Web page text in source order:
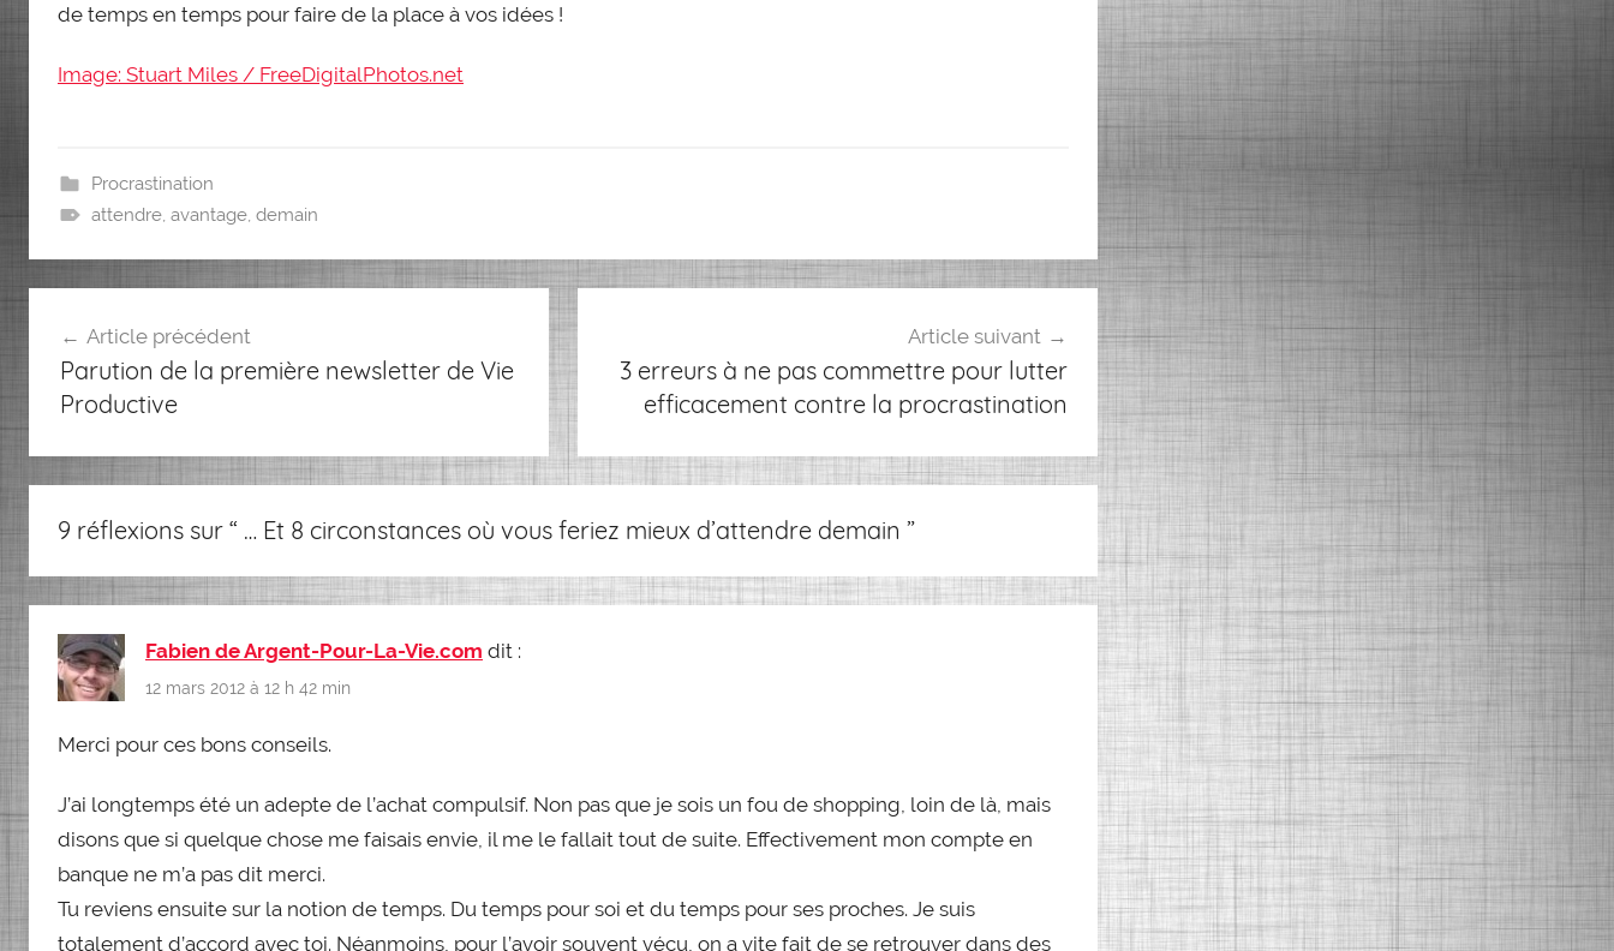
de temps en temps pour faire de la place à vos idées !
Image: Stuart Miles / FreeDigitalPhotos.net
Procrastination
attendre, avantage, demain
de
l’article
Article précédent
Parution de la première newsletter de Vie
Productive
Article suivant
3 erreurs à ne pas commettre pour lutter
efficacement contre la procrastination
9 réflexions sur “ … Et 8 circonstances où vous feriez mieux d’attendre demain ”
Fabien de Argent-Pour-La-Vie.com dit :
12 mars 2012 à 12 h 42 min
Merci pour ces bons conseils.
J’ai longtemps été un adepte de l’achat compulsif. Non pas que je sois un fou de shopping, loin de là, mais
disons que si quelque chose me faisais envie, il me le fallait tout de suite. Effectivement mon compte en
banque ne m’a pas dit merci.
Tu reviens ensuite sur la notion de temps. Du temps pour soi et du temps pour ses proches. Je suis
totalement d’accord avec toi. Néanmoins, pour l’avoir souvent vécu, on a vite fait de se retrouver dans des